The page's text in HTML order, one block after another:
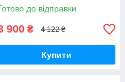
до відправки
900 ₴ 4 122 ₴
Купити